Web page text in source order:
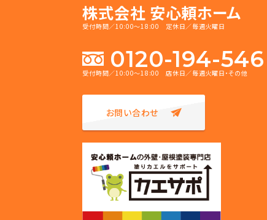
株式会社 安心頼ホーム
受付時間／10:00～18:00 定休日／毎週火曜日
0120-194-546
受付時間／10:00～18:00 店休日／毎週火曜日・その他
お問い合わせ